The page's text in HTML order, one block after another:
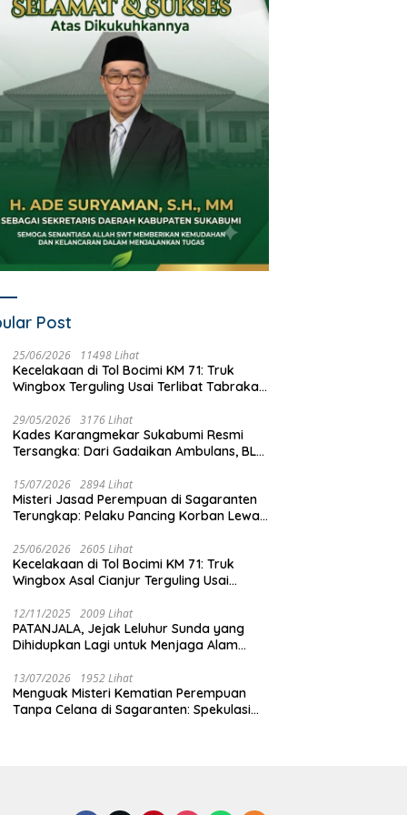
Post
25/06/2026 11498 Lihat
Kecelakaan di Tol Bocimi KM 71: Truk
Wingbox Terguling Usai Terlibat Tabrakan
29/05/2026 3176 Lihat
Kades Karangmekar Sukabumi Resmi
Tersangka: Dari Gadaikan Ambulans, BLT
15/07/2026 2894 Lihat
Misteri Jasad Perempuan di Sagaranten
Terungkap: Pelaku Pancing Korban Lewat
25/06/2026 2605 Lihat
Kecelakaan di Tol Bocimi KM 71: Truk
Wingbox Asal Cianjur Terguling Usai
RS Sekarwangi
12/11/2025 2009 Lihat
PATANJALA, Jejak Leluhur Sunda yang
Dihidupkan Lagi untuk Menjaga Alam
13/07/2026 1952 Lihat
Menguak Misteri Kematian Perempuan
Tanpa Celana di Sagaranten: Spekulasi